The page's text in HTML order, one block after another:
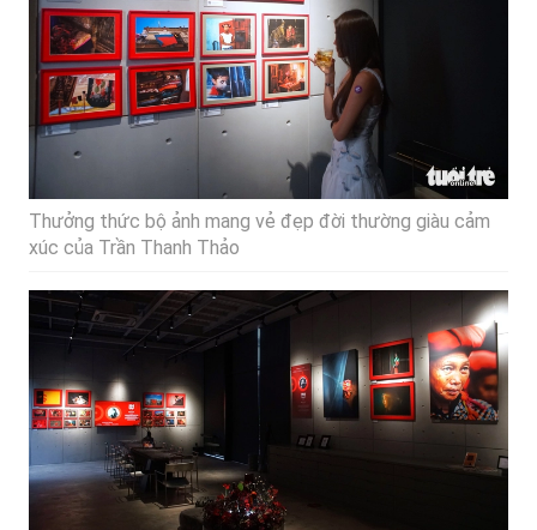
Thưởng thức bộ ảnh mang vẻ đẹp đời thường giàu cảm
xúc của Trần Thanh Thảo